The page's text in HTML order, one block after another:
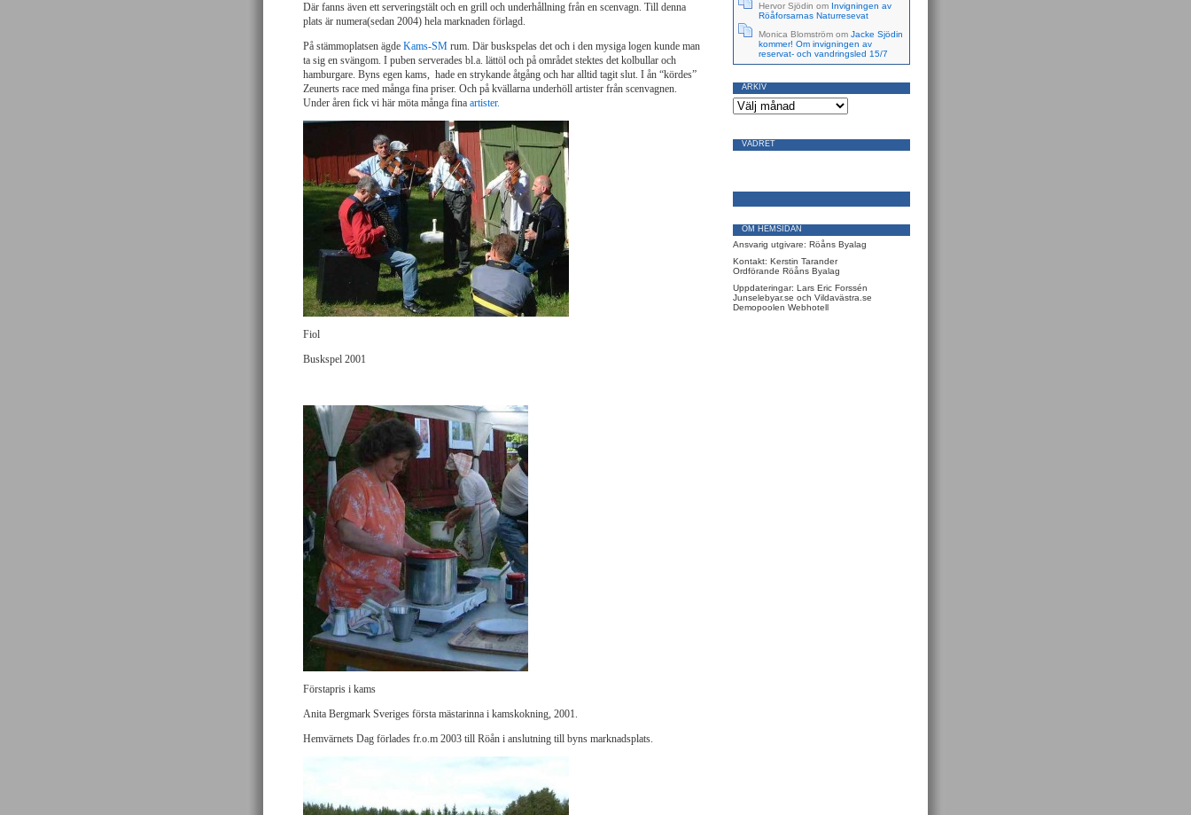
Där fanns även ett serveringstält och en grill och underhållning från en scenvagn. Till denna
plats är numera(sedan 2004) hela marknaden förlagd.
På stämmoplatsen ägde Kams-SM rum. Där buskspelas det och i den mysiga logen kunde man
ta sig en svängom. I puben serverades bl.a. lättöl och på området stektes det kolbullar och
hamburgare. Byns egen kams, hade en strykande åtgång och har alltid tagit slut. I ån “kördes”
Zeunerts race med många fina priser. Och på kvällarna underhöll artister från scenvagnen.
Under åren fick vi här möta många fina artister.
Fiol
Buskspel 2001
Förstapris i kams
Anita Bergmark Sveriges första mästarinna i kamskokning, 2001.
Hemvärnets Dag förlades fr.o.m 2003 till Röån i anslutning till byns marknadsplats.
Hervor Sjödin om Invigningen av
Röåforsarnas Naturresevat
Monica Blomström om Jacke Sjödin
kommer! Om invigningen av
reservat- och vandringsled 15/7
ARKIV
Arkiv
VÄDRET
OM HEMSIDAN
Ansvarig utgivare: Röåns Byalag
Kontakt: Kerstin Tarander
Ordförande Röåns Byalag
Uppdateringar: Lars Eric Forssén
Junselebyar.se och Vildavästra.se
Demopoolen Webhotell